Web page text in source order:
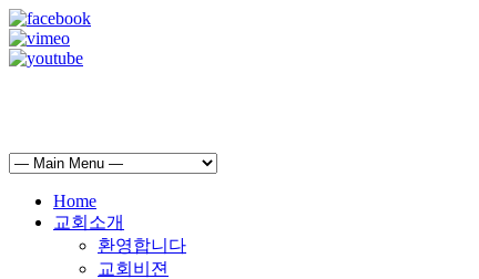
Home
교회소개
환영합니다
교회비젼